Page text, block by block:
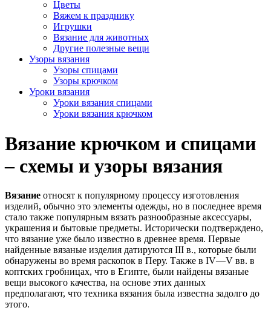
Цветы
Вяжем к празднику
Игрушки
Вязание для животных
Другие полезные вещи
Узоры вязания
Узоры спицами
Узоры крючком
Уроки вязания
Уроки вязания спицами
Уроки вязания крючком
Вязание крючком и спицами
– схемы и узоры вязания
Вязание относят к популярному процессу изготовления
изделий, обычно это элементы одежды, но в последнее время
стало также популярным вязать разнообразные аксессуары,
украшения и бытовые предметы. Исторически подтверждено,
что вязание уже было известно в древнее время. Первые
найденные вязаные изделия датируются III в., которые были
обнаружены во время раскопок в Перу. Также в IV—V вв. в
коптских гробницах, что в Египте, были найдены вязаные
вещи высокого качества, на основе этих данных
предполагают, что техника вязания была известна задолго до
этого.